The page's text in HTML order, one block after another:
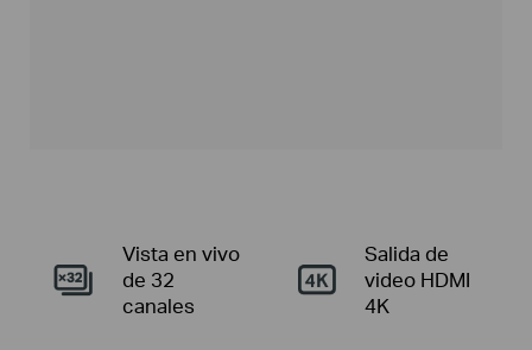
Vista en vivo
de 32
canales
Salida de
video HDMI
4K